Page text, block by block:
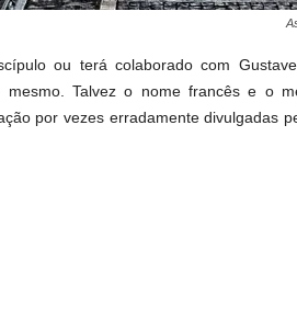
ou terá colaborado com
Talvez o nome francês e o
por vezes erradamente divulgadas